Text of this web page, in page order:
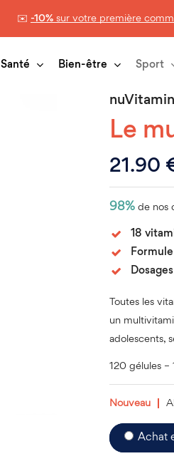
✉️ -10%sur votre première
Santé Bien-être Sport
Panier
Le
21.90
98%de nos
18
Toutes les
un
adolescents,
120 gélules
Nouveau
ChooseAchat